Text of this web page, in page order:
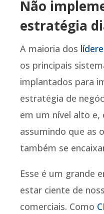
Não
estratégia
A maioria dos
os principais
implantados para
estratégia de
em um nível alto e,
assumindo que as
também se
Esse é um grande
estar ciente de
comerciais. Como